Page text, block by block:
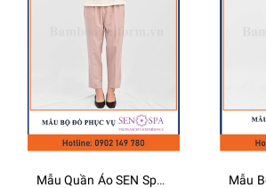
Mẫu Quần Áo SEN Spa - Bamboo Uniform